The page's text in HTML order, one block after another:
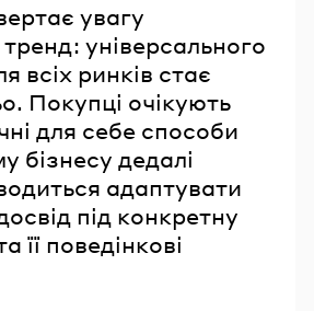
увагу
універсального
всіх ринків стає
Покупці очікують
для себе способи
бізнесу дедалі
адаптувати
під конкретну
її поведінкові